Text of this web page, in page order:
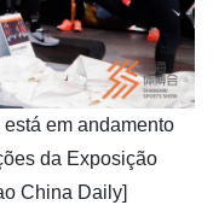
em andamento
da Exposição
China Daily]